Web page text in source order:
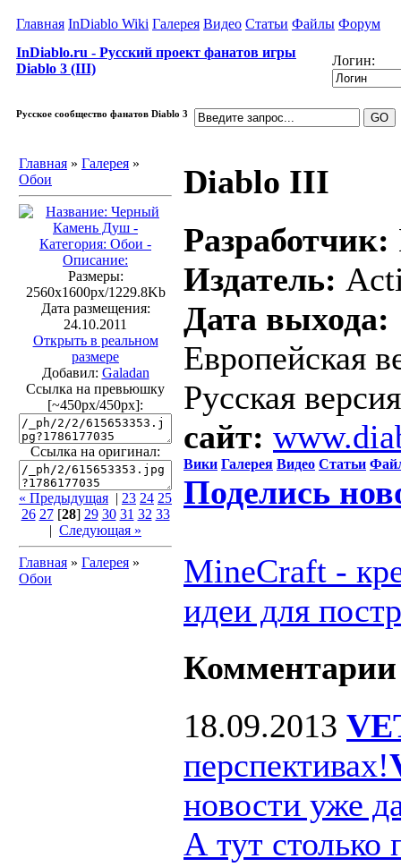
Главная InDiablo Wiki Галерея Видео Статьи Файлы Форум
InDiablo.ru - Русский проект фанатов игры
Diablo 3 (III)
Логин:
Русское сообщество фанатов Diablo 3
Главная » Галерея »
Обои
Размеры:
2560x1600px/1229.8Kb
Дата размещения:
24.10.2011
Открыть в реальном
размере
Добавил: Galadan
Ссылка на превьюшку
[~450px/450px]:
Ссылка на оригинал:
« Предыдущая | 23 24 25
26 27[28] 29 30 31 32 33
| Следующая »
Главная » Галерея »
Обои
Diablo III
Разработчик:
Издатель:
Дата выхода:
Европейская
Русская
сайт:
Вики Галерея Видео Статьи
Поделись
MineCraft -
идеи для
Комментарии
18.09.2013
перспективах!
новости уже
А тут